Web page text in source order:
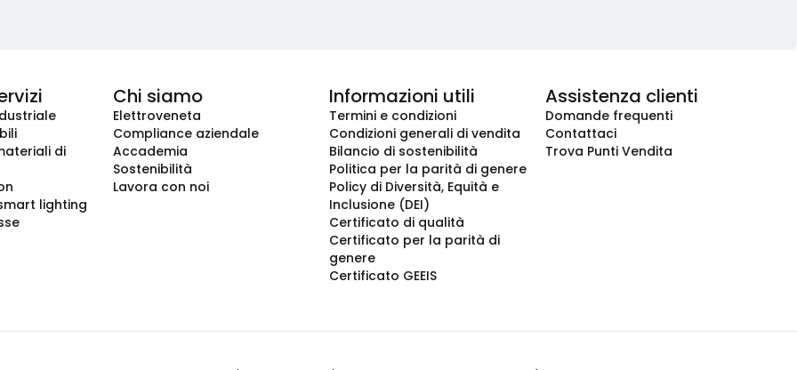
di
lighting
Chi siamo
Elettroveneta
Compliance aziendale
Accademia
Sostenibilità
Lavora con noi
Informazioni utili
Termini e condizioni
Condizioni generali di vendita
Bilancio di sostenibilità
Politica per la parità di genere
Policy di Diversità, Equità e
Inclusione (DEI)
Certificato di qualità
Certificato per la parità di
genere
Certificato GEEIS
Assistenza clienti
Domande frequenti
Contattaci
Trova Punti Vendita